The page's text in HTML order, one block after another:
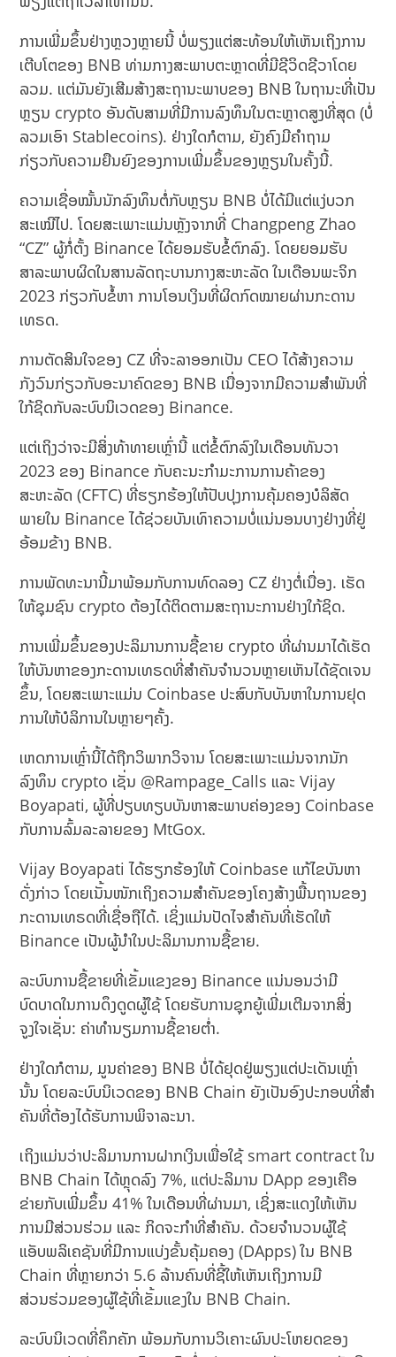
ການເພີ່ມຂຶ້ນຢ່າງຫຼວງຫຼາຍນີ້ ບໍ່ພຽງແຕ່ສະທ້ອນໃຫ້ເຫັນເຖິງການ
ເຕີບໂຕຂອງ BNB ທ່າມກາງສະພາບຕະຫຼາດທີ່ມີຊີວິດຊີວາໂດຍ
ລວມ. ແຕ່ມັນຍັງເສີມສ້າງສະຖານະພາບຂອງ BNB ໃນຖານະທີ່ເປັນ
ຫຼຽນ crypto ອັນດັບສາມທີ່ມີການລົງທຶນໃນຕະຫຼາດສູງທີ່ສຸດ (ບໍ່
ລວມເອົາ Stablecoins). ຢ່າງໃດກໍຕາມ, ຍັງຄົງມີຄໍາຖາມ
ກ່ຽວກັບຄວາມຍືນຍົງຂອງການເພີ່ມຂຶ້ນຂອງຫຼຽນໃນຄັ້ງນີ້.
ຄວາມເຊື່ອໝັ້ນນັກລົງທຶນຕໍ່ກັບຫຼຽນ BNB ບໍ່ໄດ້ມີແຕ່ແງ່ບວກ
ສະເໝີໄປ. ໂດຍສະເພາະແມ່ນຫຼັງຈາກທີ່ Changpeng Zhao
“CZ” ຜູ້ກໍ່ຕັ້ງ Binance ໄດ້ຍອມຮັບຂໍ້ຕົກລົງ. ​ໂດຍ​​ຍອມຮັບ
ສາລະພາບ​ຜິດ​ໃນ​ສານ​ລັດຖະບານ​ກາງ​ສະຫະລັດ ໃນເດືອນພະຈິກ
2023 ກ່ຽວກັບຂໍ້ຫາ ການໂອນເງິນທີ່ຜິດກົດໝາຍຜ່ານກະດານ
ເທຣດ.
ການຕັດສິນໃຈຂອງ CZ ທີ່ຈະລາອອກເປັນ CEO ໄດ້ສ້າງຄວາມ
ກັງວົນກ່ຽວກັບອະນາຄົດຂອງ BNB ເນື່ອງຈາກມີຄວາມສຳພັນທີ່
ໃກ້ຊິດກັບລະບົບນິເວດຂອງ Binance.
ແຕ່ເຖິງວ່າຈະມີສິ່ງທ້າທາຍເຫຼົ່ານີ້ ແຕ່ຂໍ້ຕົກລົງໃນເດືອນທັນວາ
2023 ຂອງ Binance ກັບຄະນະກໍາມະການການຄ້າຂອງ
ສະຫະລັດ (CFTC) ທີ່ຮຽກຮ້ອງໃຫ້ປັບປຸງການຄຸ້ມຄອງບໍລິສັດ
ພາຍໃນ Binance ໄດ້ຊ່ວຍບັນເທົາຄວາມບໍ່ແນ່ນອນບາງຢ່າງທີ່ຢູ່
ອ້ອມຂ້າງ BNB.
ການພັດທະນານີ້ມາພ້ອມກັບການທົດລອງ CZ ຢ່າງຕໍ່ເນື່ອງ. ເຮັດ
ໃຫ້ຊຸມຊົນ crypto ຕ້ອງໄດ້ຕິດຕາມສະຖານະການຢ່າງໃກ້ຊິດ.
ການເພີ່ມຂຶ້ນຂອງປະລິມານການຊື້ຂາຍ crypto ທີ່ຜ່ານມາໄດ້ເຮັດ
ໃຫ້ບັນຫາຂອງກະດານເທຣດທີ່ສໍາຄັນຈໍານວນຫຼາຍເຫັນໄດ້ຊັດເຈນ
ຂຶ້ນ, ໂດຍສະເພາະແມ່ນ Coinbase ປະສົບກັບບັນຫາໃນການຢຸດ
ການໃຫ້ບໍລິການໃນຫຼາຍໆຄັ້ງ.
ເຫດການເຫຼົ່ານີ້ໄດ້ຖືກວິພາກວິຈານ ໂດຍສະເພາະແມ່ນຈາກນັກ
ລົງທຶນ crypto ເຊັ່ນ @Rampage_Calls ແລະ Vijay
Boyapati, ຜູ້ທີ່ປຽບທຽບບັນຫາສະພາບຄ່ອງຂອງ Coinbase
ກັບການລົ້ມລະລາຍຂອງ MtGox.
Vijay Boyapati ໄດ້ຮຽກຮ້ອງໃຫ້ Coinbase ແກ້ໄຂບັນຫາ
ດັ່ງກ່າວ ໂດຍເນັ້ນໜັກເຖິງຄວາມສໍາຄັນຂອງໂຄງສ້າງພື້ນຖານຂອງ
ກະດານເທຣດທີ່ເຊື່ອຖືໄດ້. ເຊິ່ງແມ່ນປັດໄຈສໍາຄັນທີ່ເຮັດໃຫ້
Binance ເປັນຜູ້ນໍາໃນປະລິມານການຊື້ຂາຍ.
ລະບົບການຊື້ຂາຍທີ່ເຂັ້ມແຂງຂອງ Binance ແນ່ນອນວ່າມີ
ບົດບາດໃນການດຶງດູດຜູ້ໃຊ້ ໂດຍຮັບການຊຸກຍູ້ເພີ່ມເຕີມຈາກສິ່ງ
ຈູງໃຈເຊັ່ນ: ຄ່າທໍານຽມການຊື້ຂາຍຕໍ່າ.
ຢ່າງໃດກໍຕາມ, ມູນຄ່າຂອງ BNB ບໍ່ໄດ້ຢຸດຢູ່ພຽງແຕ່ປະເດັນເຫຼົ່າ
ນັ້ນ ໂດຍລະບົບນິເວດຂອງ BNB Chain ຍັງເປັນອົງປະກອບທີ່ສໍາ
ຄັນທີ່ຕ້ອງໄດ້ຮັບການພິຈາລະນາ.
ເຖິງແມ່ນວ່າປະລິມານການຝາກເງິນເພື່ອໃຊ້ smart contract ໃນ
BNB Chain ໄດ້ຫຼຸດລົງ 7%, ແຕ່ປະລິມານ DApp ຂອງເຄືອ
ຂ່າຍກັບເພີ່ມຂຶ້ນ 41% ໃນເດືອນທີ່ຜ່ານມາ, ເຊິ່ງສະແດງໃຫ້ເຫັນ
ການມີສ່ວນຮ່ວມ ແລະ ກິດຈະກໍາທີ່ສໍາຄັນ. ດ້ວຍຈຳນວນຜູ້ໃຊ້
ແອັບພລິເຄຊັນທີ່ມີການແບ່ງຂັ້ນຄຸ້ມຄອງ (DApps) ໃນ BNB
Chain ທີ່ຫຼາຍກວ່າ 5.6 ລ້ານຄົນທີ່ຊີ້ໃຫ້ເຫັນເຖິງການມີ
ສ່ວນຮ່ວມຂອງຜູ້ໃຊ້ທີ່ເຂັ້ມແຂງໃນ BNB Chain.
ລະບົບນິເວດທີ່ຄຶກຄັກ ພ້ອມກັບການວິເຄາະຜົນປະໂຫຍດຂອງ